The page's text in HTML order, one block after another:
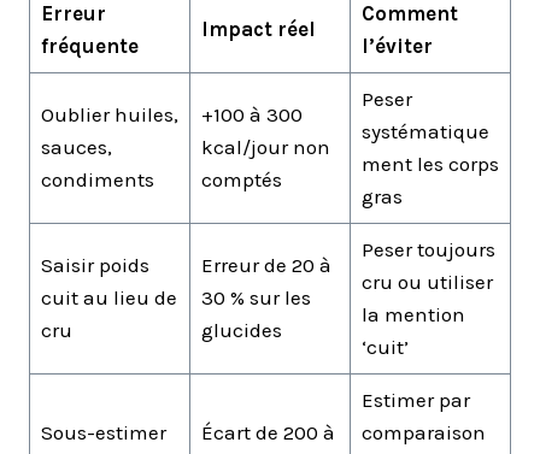
Erreur
fréquente
Impact réel
Comment
l’éviter
Oublier huiles,
sauces,
condiments
+100 à 300
kcal/jour non
comptés
Peser
systématique
ment les corps
gras
Saisir poids
cuit au lieu de
cru
Erreur de 20 à
30 % sur les
glucides
Peser toujours
cru ou utiliser
la mention
‘cuit’
Sous-estimer
Écart de 200 à
Estimer par
comparaison